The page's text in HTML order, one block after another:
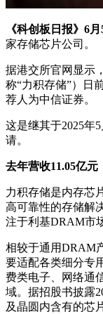
《科创板日报》6
家存储芯片公司。
据港交所官网显示
称“力积存储”）日
荐人为中信证券。
这是继其于2025年
请。
去年营收11.05亿元
力积存储是内存芯
高可靠性的存储解
注于利基DRAM市
相较于通用DRAM
要适配各类细分专
费类电子、网络通
域。据招股书披露
及晶圆内含有的芯